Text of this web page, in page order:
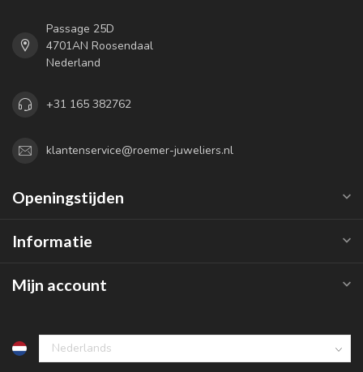
Passage 25D
4701AN Roosendaal
Nederland
+31 165 382762
klantenservice@roemer-juweliers.nl
Openingstijden
Informatie
Mijn account